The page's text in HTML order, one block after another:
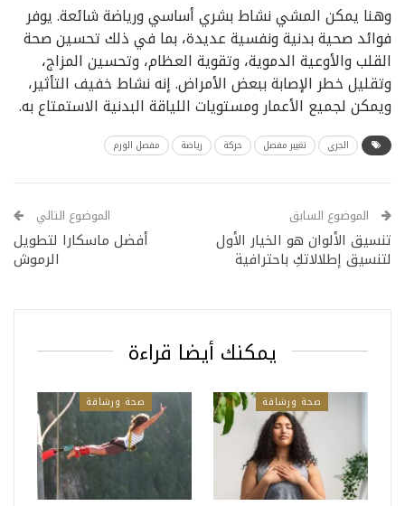
وهنا يمكن المشي نشاط بشري أساسي ورياضة شائعة. يوفر
فوائد صحية بدنية ونفسية عديدة، بما في ذلك تحسين صحة
القلب والأوعية الدموية، وتقوية العظام، وتحسين المزاج،
وتقليل خطر الإصابة ببعض الأمراض. إنه نشاط خفيف التأثير،
ويمكن لجميع الأعمار ومستويات اللياقة البدنية الاستمتاع به.
الجري تغيير مفصل حركة رياضة مفصل الورم
الموضوع السابق
تنسيق الألوان هو الخيار الأول
لتنسيق إطلالاتكِ باحترافية
الموضوع التالي
أفضل ماسكارا لتطويل
الرموش
يمكنك أيضا قراءة
صحة ورشاقة صحة ورشاقة